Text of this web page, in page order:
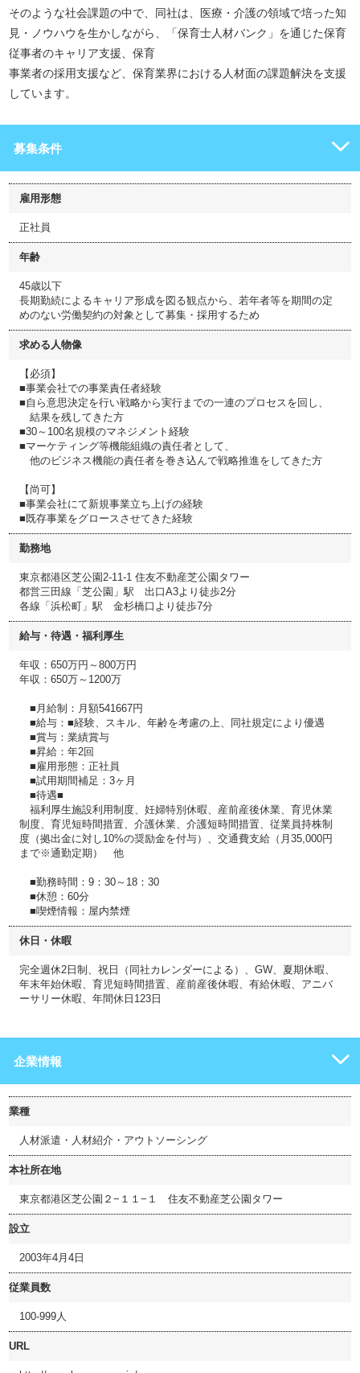
そのような社会課題の中で、同社は、医療・介護の領域で培った知
見・ノウハウを生かしながら、「保育士人材バンク」を通じた保育
従事者のキャリア支援、保育
事業者の採用支援など、保育業界における人材面の課題解決を支援
しています。
募集条件
雇用形態
正社員
年齢
45歳以下
長期勤続によるキャリア形成を図る観点から、若年者等を期間の定
めのない労働契約の対象として募集・採用するため
求める人物像
【必須】
■事業会社での事業責任者経験
■自ら意思決定を行い戦略から実行までの一連のプロセスを回し、
結果を残してきた方
■30～100名規模のマネジメント経験
■マーケティング等機能組織の責任者として、
他のビジネス機能の責任者を巻き込んで戦略推進をしてきた方
【尚可】
■事業会社にて新規事業立ち上げの経験
■既存事業をグロースさせてきた経験
勤務地
東京都港区芝公園2-11-1 住友不動産芝公園タワー
都営三田線「芝公園」駅 出口A3より徒歩2分
各線「浜松町」駅 金杉橋口より徒歩7分
給与・待遇・福利厚生
年収：650万円～800万円
年収：650万～1200万
■月給制：月額541667円
■給与：■経験、スキル、年齢を考慮の上、同社規定により優遇
■賞与：業績賞与
■昇給：年2回
■雇用形態：正社員
■試用期間補足：3ヶ月
■待遇■
福利厚生施設利用制度、妊婦特別休暇、産前産後休業、育児休業
制度、育児短時間措置、介護休業、介護短時間措置、従業員持株制
度（拠出金に対し10%の奨励金を付与）、交通費支給（月35,000円
まで※通勤定期） 他
■勤務時間：9：30～18：30
■休憩：60分
■喫煙情報：屋内禁煙
休日・休暇
完全週休2日制、祝日（同社カレンダーによる）、GW、夏期休暇、
年末年始休暇、育児短時間措置、産前産後休暇、有給休暇、アニバ
ーサリー休暇、年間休日123日
企業情報
業種
人材派遣・人材紹介・アウトソーシング
本社所在地
東京都港区芝公園２−１１−１ 住友不動産芝公園タワー
設立
2003年4月4日
従業員数
100-999人
URL